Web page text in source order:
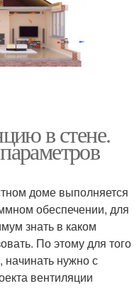
в стене.
доме выполняется
обеспечении, для
знать в каком
По этому для того
начинать нужно с
вентиляции